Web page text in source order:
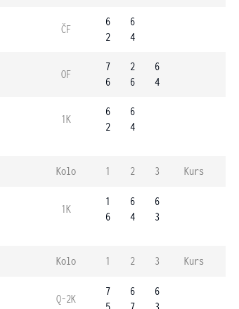
ČF
6
2
6
4
OF
7
6
2
6
6
4
1K
6
2
6
4
Kolo 1 2 3 Kurs
1K
1
6
6
4
6
3
Kolo 1 2 3 Kurs
Q-2K
7
5
6
7
6
3